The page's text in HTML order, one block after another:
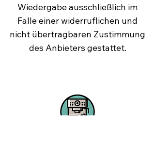
Wiedergabe ausschließlich im
Falle einer widerruflichen und
nicht übertragbaren Zustimmung
des Anbieters gestattet.